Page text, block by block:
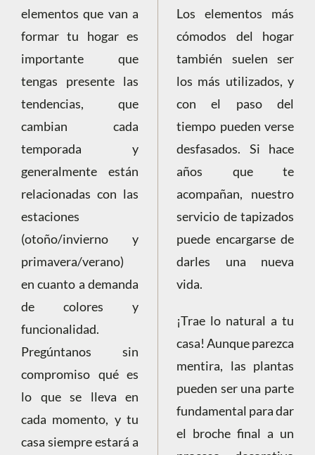
elementos que van a
formar tu hogar es
importante que
tengas presente las
tendencias, que
cambian cada
temporada y
generalmente están
relacionadas con las
estaciones
(otoño/invierno y
primavera/verano)
en cuanto a demanda
de colores y
funcionalidad.
Pregúntanos sin
compromiso qué es
lo que se lleva en
cada momento, y tu
casa siempre estará a
Los elementos más
cómodos del hogar
también suelen ser
los más utilizados, y
con el paso del
tiempo pueden verse
desfasados. Si hace
años que te
acompañan, nuestro
servicio de tapizados
puede encargarse de
darles una nueva
vida.
¡Trae lo natural a tu
casa! Aunque parezca
mentira, las plantas
pueden ser una parte
fundamental para dar
el broche final a un